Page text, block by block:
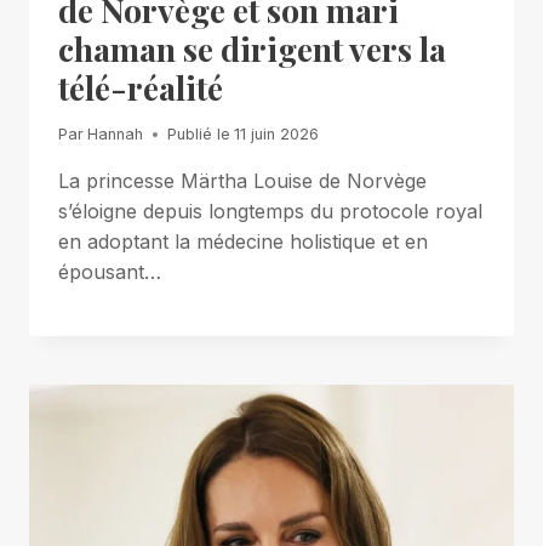
de Norvège et son mari
chaman se dirigent vers la
télé-réalité
Par Hannah Publié le 11 juin 2026
La princesse Märtha Louise de Norvège
s’éloigne depuis longtemps du protocole royal
en adoptant la médecine holistique et en
épousant…